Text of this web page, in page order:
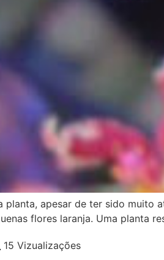
planta, apesar de ter sido muito
flores laranja. Uma planta
15 Vizualizações